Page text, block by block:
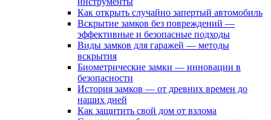
Как открыть случайно запертый автомобиль
Вскрытие замков без повреждений —
эффективные и безопасные подходы
Виды замков для гаражей — методы
вскрытия
Биометрические замки — инновации в
безопасности
История замков — от древних времен до
наших дней
Как защитить свой дом от взлома